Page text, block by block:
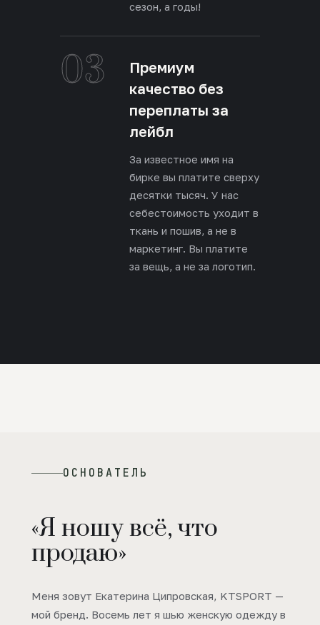
сезон, а годы!
03
Премиум
качество без
переплаты за
лейбл
За известное имя на
бирке вы платите сверху
десятки тысяч. У нас
себестоимость уходит в
ткань и пошив, а не в
маркетинг. Вы платите
за вещь, а не за логотип.
ОСНОВАТЕЛЬ
«Я ношу всё, что
продаю»
Меня зовут Екатерина Ципровская, KTSPORT —
мой бренд. Восемь лет я шью женскую одежду в